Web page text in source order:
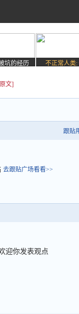
坑的经历 不正常人类:
文]
跟贴
去跟贴广场看看>>
迎你发表观点